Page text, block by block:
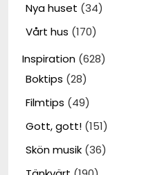
Nya huset (34)
Vårt hus (170)
Inspiration(628)
Boktips (28)
Filmtips (49)
Gott, gott!(151)
Skön musik(36)